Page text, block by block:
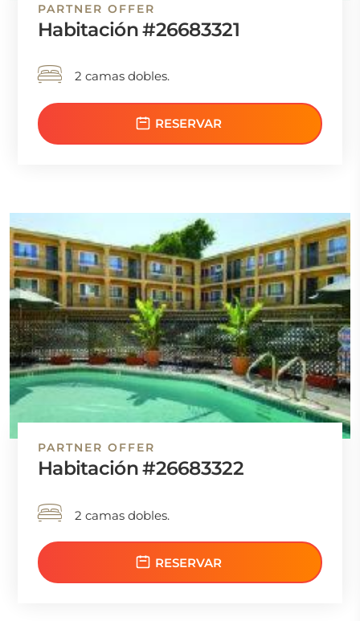
PARTNER OFFER
Habitación #26683321
2 camas dobles.
RESERVAR
PARTNER OFFER
Habitación #26683322
2 camas dobles.
RESERVAR